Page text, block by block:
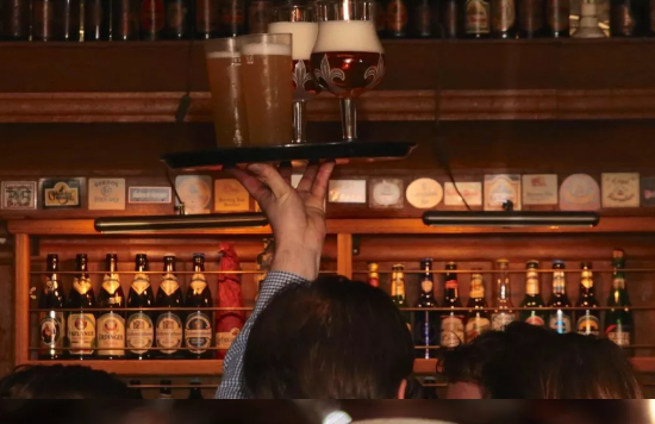
€ 34,50
met de Salsa Workshop van Groningen Evenementen. Wij zetten jullie
de meest ...